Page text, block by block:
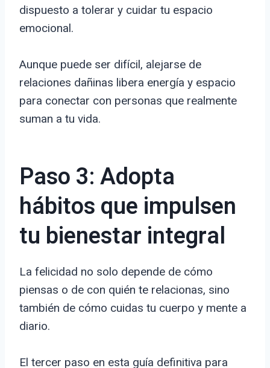
dispuesto a tolerar y cuidar tu espacio
emocional.
Aunque puede ser difícil, alejarse de
relaciones dañinas libera energía y espacio
para conectar con personas que realmente
suman a tu vida.
Paso 3: Adopta
hábitos que impulsen
tu bienestar integral
La felicidad no solo depende de cómo
piensas o de con quién te relacionas, sino
también de cómo cuidas tu cuerpo y mente a
diario.
El tercer paso en esta guía definitiva para